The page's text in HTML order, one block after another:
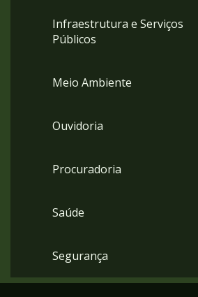
Infraestrutura e Serviços
Públicos
Meio Ambiente
Ouvidoria
Procuradoria
Saúde
Segurança